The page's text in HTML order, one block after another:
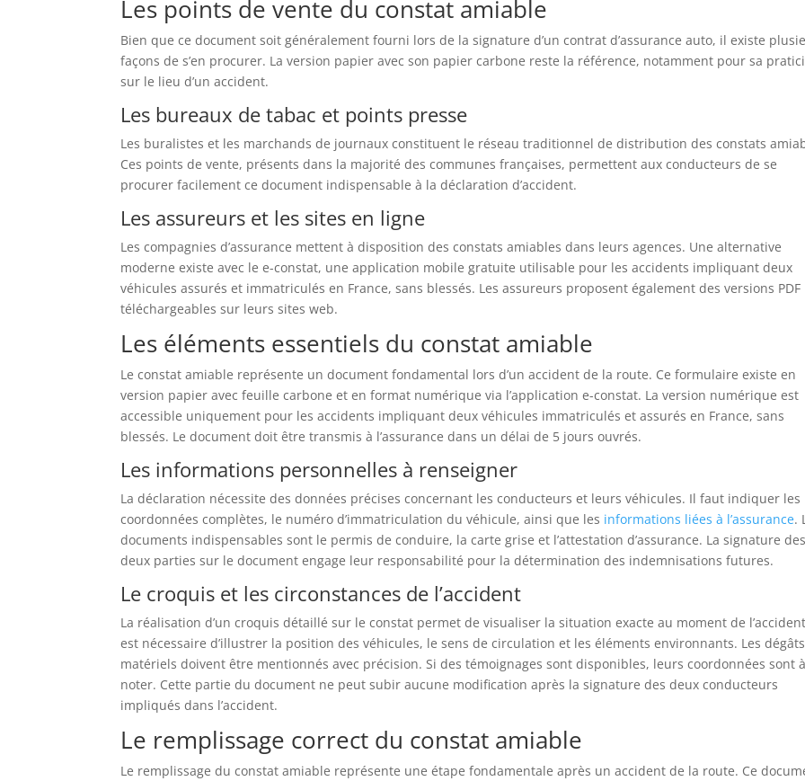
Les points de vente du constat amiable
Bien que ce document soit généralement fourni lors de la signature d’un contrat d’assurance auto, il existe
façons de s’en procurer. La version papier avec son papier carbone reste la référence, notamment pour sa
sur le lieu d’un accident.
Les bureaux de tabac et points presse
Les buralistes et les marchands de journaux constituent le réseau traditionnel de distribution des constats
Ces points de vente, présents dans la majorité des communes françaises, permettent aux conducteurs de se
procurer facilement ce document indispensable à la déclaration d’accident.
Les assureurs et les sites en ligne
Les compagnies d’assurance mettent à disposition des constats amiables dans leurs agences. Une alternative
moderne existe avec le e-constat, une application mobile gratuite utilisable pour les accidents impliquant deux
véhicules assurés et immatriculés en France, sans blessés. Les assureurs proposent également des versions PDF
téléchargeables sur leurs sites web.
Les éléments essentiels du constat amiable
Le constat amiable représente un document fondamental lors d’un accident de la route. Ce formulaire existe en
version papier avec feuille carbone et en format numérique via l’application e-constat. La version numérique est
accessible uniquement pour les accidents impliquant deux véhicules immatriculés et assurés en France, sans
blessés. Le document doit être transmis à l’assurance dans un délai de 5 jours ouvrés.
Les informations personnelles à renseigner
La déclaration nécessite des données précises concernant les conducteurs et leurs véhicules. Il faut indiquer les
coordonnées complètes, le numéro d’immatriculation du véhicule, ainsi que les informations liées à l’assurance.
documents indispensables sont le permis de conduire, la carte grise et l’attestation d’assurance. La signature des
deux parties sur le document engage leur responsabilité pour la détermination des indemnisations futures.
Le croquis et les circonstances de l’accident
La réalisation d’un croquis détaillé sur le constat permet de visualiser la situation exacte au moment de
est nécessaire d’illustrer la position des véhicules, le sens de circulation et les éléments environnants. Les dégâts
matériels doivent être mentionnés avec précision. Si des témoignages sont disponibles, leurs coordonnées sont à
noter. Cette partie du document ne peut subir aucune modification après la signature des deux conducteurs
impliqués dans l’accident.
Le remplissage correct du constat amiable
Le remplissage du constat amiable représente une étape fondamentale après un accident de la route. Ce